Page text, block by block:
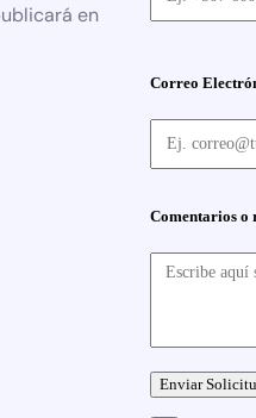
en
Correo
Comentarios o